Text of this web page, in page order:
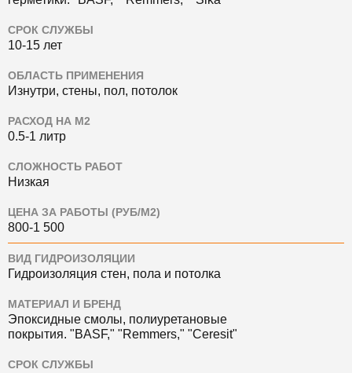
СРОК СЛУЖБЫ
10-15 лет
ОБЛАСТЬ ПРИМЕНЕНИЯ
Изнутри, стены, пол, потолок
РАСХОД НА М2
0.5-1 литр
СЛОЖНОСТЬ РАБОТ
Низкая
ЦЕНА ЗА РАБОТЫ (РУБ/М2)
800-1 500
ВИД ГИДРОИЗОЛЯЦИИ
Гидроизоляция стен, пола и потолка
МАТЕРИАЛ И БРЕНД
Эпоксидные смолы, полиуретановые
покрытия. "BASF," "Remmers," "Ceresit"
СРОК СЛУЖБЫ